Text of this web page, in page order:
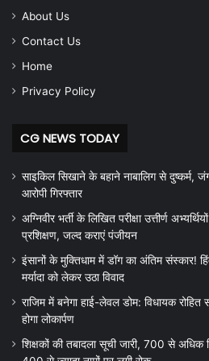
About Us
Contact Us
Home
Privacy Policy
CG NEWS TODAY
साइकिल सिखाने के बहाने नाबालिग से दुष्कर्म,
आरोपी गिरफ्तार
अग्निवीर भर्ती के लिखित परीक्षा उत्तीर्ण
प्रशिक्षण, जल्द कराएं पंजीयन
इंसानों के मुक्तिधाम में डॉग का अंतिम संस्कार!
मर्यादा को लेकर उठा विवाद
राजिम में बनेगा हाई-लेवल डोम: विधायक
होगा लोकार्पण
शिक्षकों की तबादला सूची जारी, 700 से अधिक